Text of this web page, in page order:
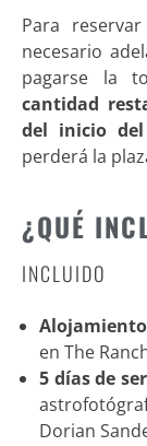
Para
necesario
pagarse la
cantidad
del inicio
perderá la
¿QUÉ
INCLUIDO
Alojamiento
en The
5 días de
Dorian